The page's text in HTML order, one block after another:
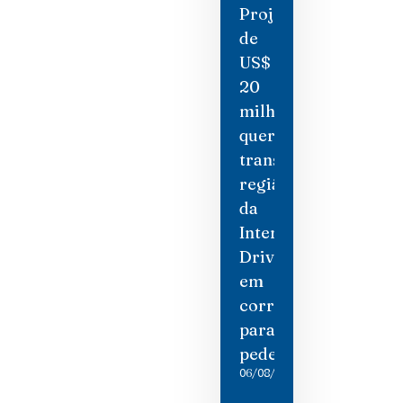
Projeto
de
US$
20
milhões
quer
transformar
região
da
International
Drive
em
corredor
para
pedestres
06/08/2026